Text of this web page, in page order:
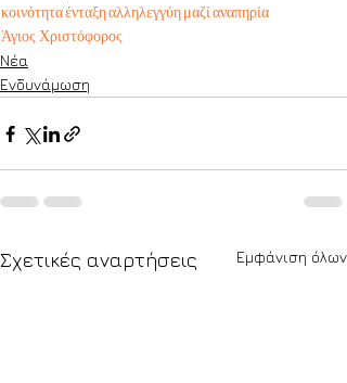
κοινότηταένταξηαλληλεγγύημαζίαναπηρία
Άγιος Χριστόφορος
Νέα
Ενδυνάμωση
Σχετικές αναρτήσεις Εμφάνιση όλων